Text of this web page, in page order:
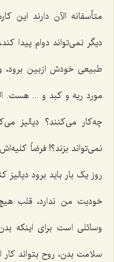
متأسفانه الآن دارند این
دیگر نمى‌تواند دوام پیدا
طبیعى خودش ازبین
مورد ریه و کبد و ... هست.
چه‌کار مى‌کنند؟ دیالیز
نمى‌تواند بزند؟! فرضاً
روز یک بار باید برود
خودیت من ندارد، قلب
وسائلى است براى اینکه
سلامت بدن، روح بتواند کار